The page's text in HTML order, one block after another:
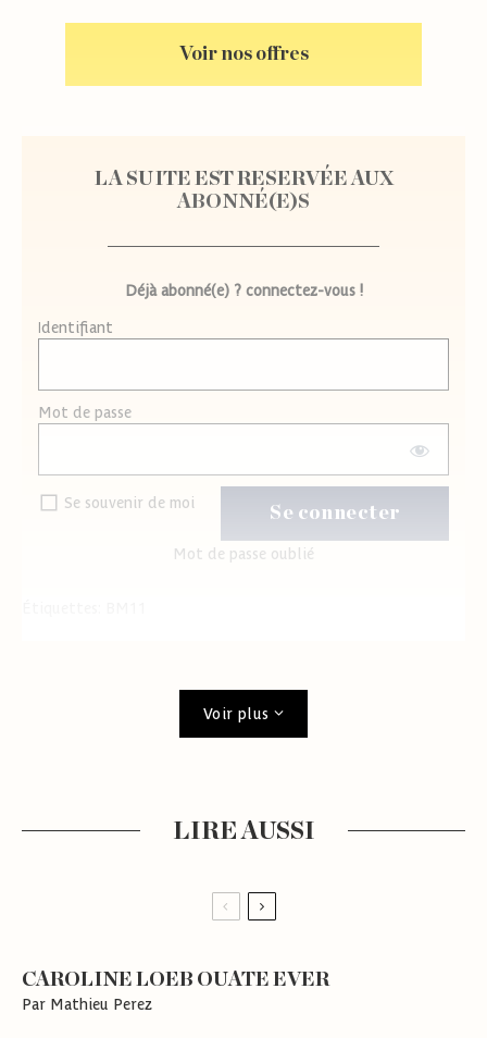
Voir nos offres
LA SUITE EST RESERVÉE AUX
ABONNÉ(E)S
Déjà abonné(e) ? connectez-vous !
Identifiant
Mot de passe
Se souvenir de moi
Mot de passe oublié
Voir plus
LIRE AUSSI
CAROLINE LOEB OUATE EVER
Par Mathieu Perez